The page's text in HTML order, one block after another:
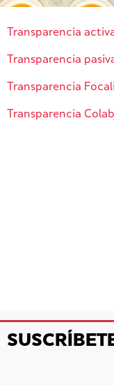
Transparencia
Transparencia
Transparencia
Transparencia